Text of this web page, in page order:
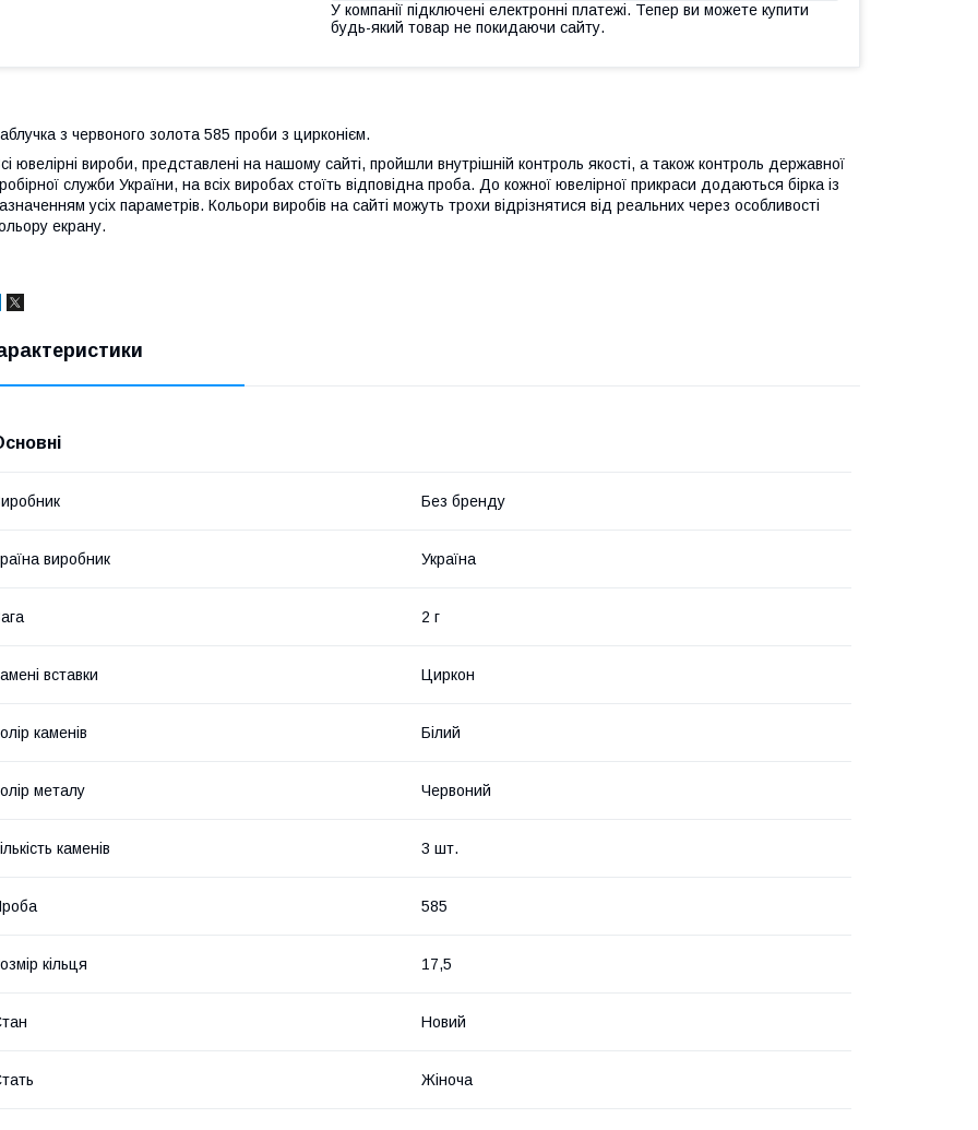
У компанії підключені електронні платежі. Тепер ви можете купити
будь-який товар не покидаючи сайту.
з червоного золота 585 проби з цирконієм.
ювелірні вироби, представлені на нашому сайті, пройшли внутрішній контроль якості, а також контроль державної
служби України, на всіх виробах стоїть відповідна проба. До кожної ювелірної прикраси додаються бірка із
усіх параметрів. Кольори виробів на сайті можуть трохи відрізнятися від реальних через особливості
екрану.
Без бренду
виробник Україна
2 г
вставки Циркон
каменів Білий
металу Червоний
каменів 3 шт.
585
кільця 17,5
Новий
Жіноча